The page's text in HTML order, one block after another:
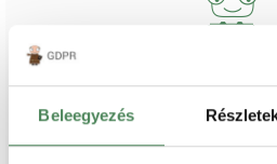
Beleegyezés
Illessze be a kódokat